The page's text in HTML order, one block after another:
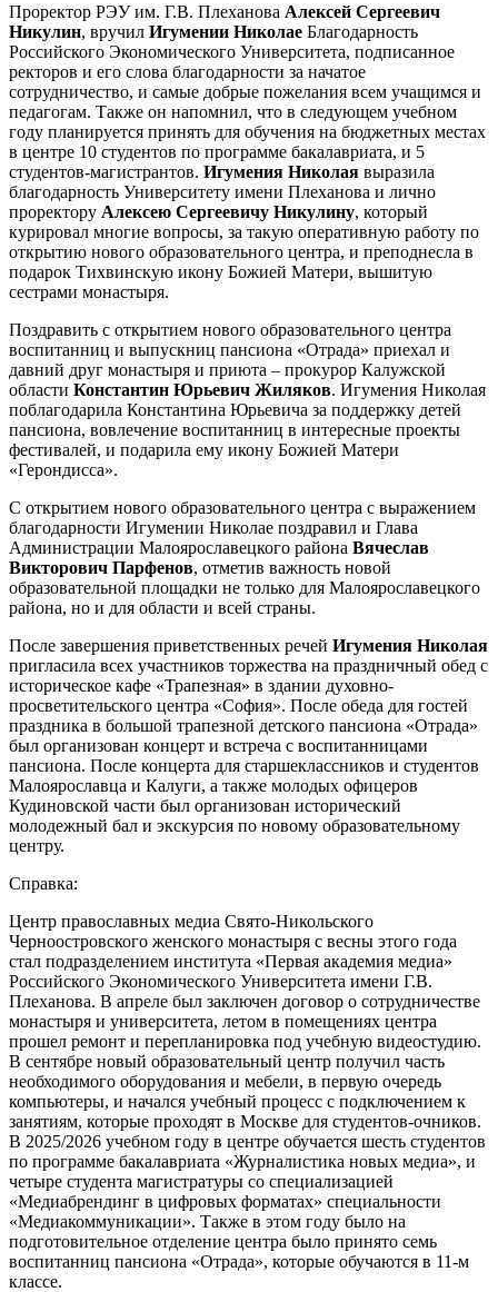
Проректор РЭУ им. Г.В. Плеханова Алексей Сергеевич
Никулин, вручил Игумении Николае Благодарность
Российского Экономического Университета, подписанное
ректоров и его слова благодарности за начатое
сотрудничество, и самые добрые пожелания всем учащимся и
педагогам. Также он напомнил, что в следующем учебном
году планируется принять для обучения на бюджетных местах
в центре 10 студентов по программе бакалавриата, и 5
студентов-магистрантов. Игумения Николая выразила
благодарность Университету имени Плеханова и лично
проректору Алексею Сергеевичу Никулину, который
курировал многие вопросы, за такую оперативную работу по
открытию нового образовательного центра, и преподнесла в
подарок Тихвинскую икону Божией Матери, вышитую
сестрами монастыря.
Поздравить с открытием нового образовательного центра
воспитанниц и выпускниц пансиона «Отрада» приехал и
давний друг монастыря и приюта – прокурор Калужской
области Константин Юрьевич Жиляков. Игумения Николая
поблагодарила Константина Юрьевича за поддержку детей
пансиона, вовлечение воспитанниц в интересные проекты
фестивалей, и подарила ему икону Божией Матери
«Герондисса».
С открытием нового образовательного центра с выражением
благодарности Игумении Николае поздравил и Глава
Администрации Малоярославецкого района Вячеслав
Викторович Парфенов, отметив важность новой
образовательной площадки не только для Малоярославецкого
района, но и для области и всей страны.
После завершения приветственных речей Игумения Николая
пригласила всех участников торжества на праздничный обед с
историческое кафе «Трапезная» в здании духовно-
просветительского центра «София». После обеда для гостей
праздника в большой трапезной детского пансиона «Отрада»
был организован концерт и встреча с воспитанницами
пансиона. После концерта для старшеклассников и студентов
Малоярославца и Калуги, а также молодых офицеров
Кудиновской части был организован исторический
молодежный бал и экскурсия по новому образовательному
центру.
Справка:
Центр православных медиа Свято-Никольского
Черноостровского женского монастыря с весны этого года
стал подразделением института «Первая академия медиа»
Российского Экономического Университета имени Г.В.
Плеханова. В апреле был заключен договор о сотрудничестве
монастыря и университета, летом в помещениях центра
прошел ремонт и перепланировка под учебную видеостудию.
В сентябре новый образовательный центр получил часть
необходимого оборудования и мебели, в первую очередь
компьютеры, и начался учебный процесс с подключением к
занятиям, которые проходят в Москве для студентов-очников.
В 2025/2026 учебном году в центре обучается шесть студентов
по программе бакалавриата «Журналистика новых медиа», и
четыре студента магистратуры со специализацией
«Медиабрендинг в цифровых форматах» специальности
«Медиакоммуникации». Также в этом году было на
подготовительное отделение центра было принято семь
воспитанниц пансиона «Отрада», которые обучаются в 11-м
классе.